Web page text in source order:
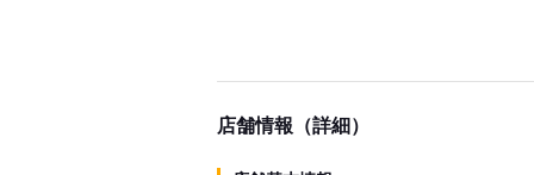
店舗情報（詳細）